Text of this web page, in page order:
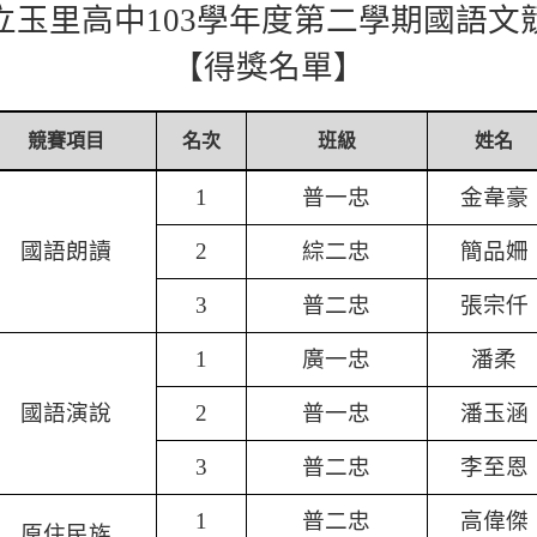
玉里高中103學年度第二學期國語文
【得獎名單】
競賽項目 名次 班級 姓名
國語朗讀
1 普一忠 金韋豪
2 綜二忠 簡品姍
3 普二忠 張宗仟
國語演說
1 廣一忠 潘柔
2 普一忠 潘玉涵
3 普二忠 李至恩
1 普二忠 高偉傑